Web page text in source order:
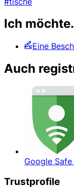
Ich
Eine
Auch
Google
Trustprofile